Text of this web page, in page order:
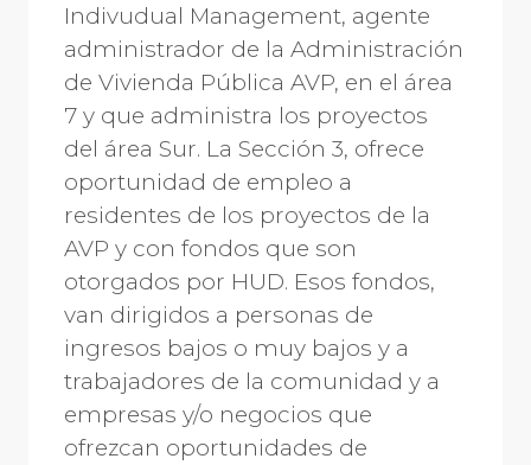
Indivudual Management, agente
administrador de la Administración
de Vivienda Pública AVP, en el área
7 y que administra los proyectos
del área Sur. La Sección 3, ofrece
oportunidad de empleo a
residentes de los proyectos de la
AVP y con fondos que son
otorgados por HUD. Esos fondos,
van dirigidos a personas de
ingresos bajos o muy bajos y a
trabajadores de la comunidad y a
empresas y/o negocios que
ofrezcan oportunidades de